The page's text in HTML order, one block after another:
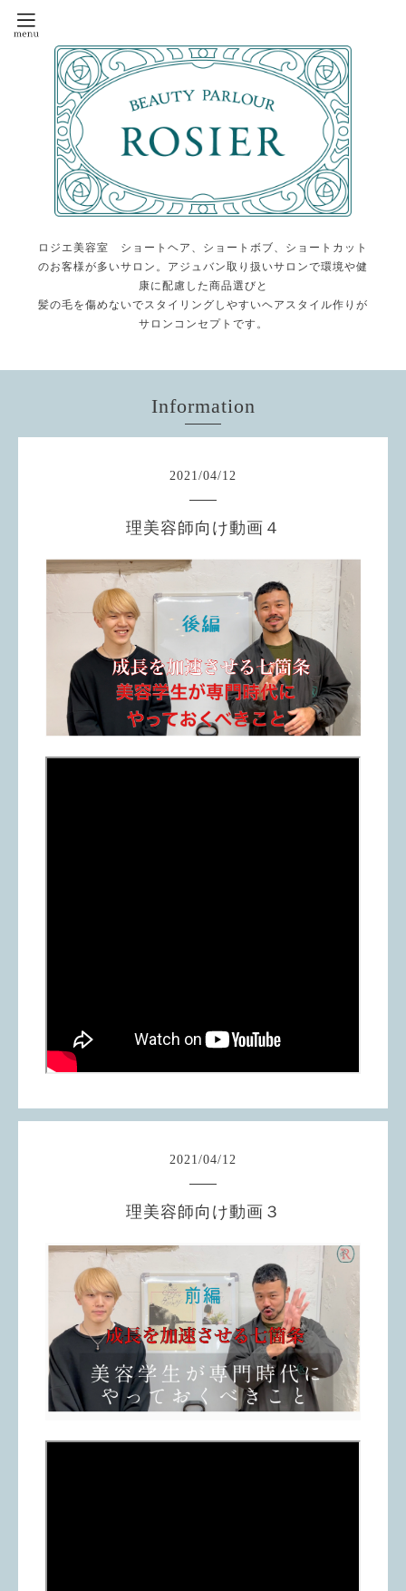
ロジエ美容室 ショートヘア、ショートボブ、ショートカット
のお客様が多いサロン。アジュバン取り扱いサロンで環境や健
康に配慮した商品選びと
髪の毛を傷めないでスタイリングしやすいヘアスタイル作りが
サロンコンセプトです。
Information
2021/04/12
理美容師向け動画４
2021 /04/12
理美容師向け動画３